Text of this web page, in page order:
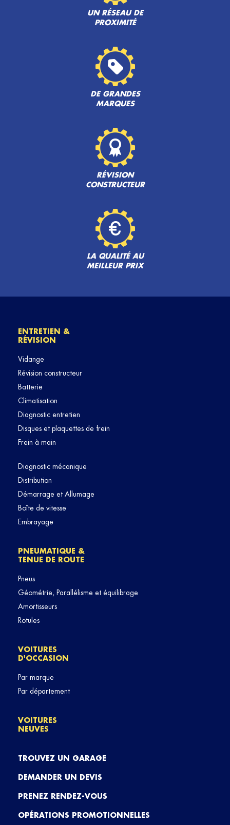
UN RÉSEAU DE
PROXIMITÉ
DE GRANDES
MARQUES
RÉVISION
CONSTRUCTEUR
LA QUALITÉ AU
MEILLEUR PRIX
ENTRETIEN &
RÉVISION
Vidange
Révision constructeur
Batterie
Climatisation
Diagnostic entretien
Disques et plaquettes de frein
Frein à main
Diagnostic mécanique
Distribution
Démarrage et Allumage
Boîte de vitesse
Embrayage
PNEUMATIQUE &
TENUE DE ROUTE
Pneus
Géométrie, Parallélisme et équilibrage
Amortisseurs
Rotules
VOITURES
D'OCCASION
Par marque
Par département
VOITURES
NEUVES
TROUVEZ UN GARAGE
DEMANDER UN DEVIS
PRENEZ RENDEZ-VOUS
OPÉRATIONS PROMOTIONNELLES